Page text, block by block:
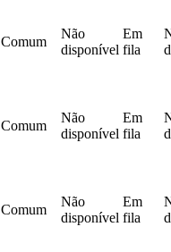
Comum
Não
disponível
Em
fila
Comum
Não
disponível
Em
fila
Comum
Não
disponível
Em
fila